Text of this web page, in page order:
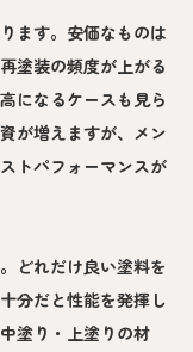
ます。安価なものは
塗装の頻度が上がる
になるケースも見ら
が増えますが、メン
トパフォーマンスが
どれだけ良い塗料を
分だと性能を発揮し
塗り・上塗りの材